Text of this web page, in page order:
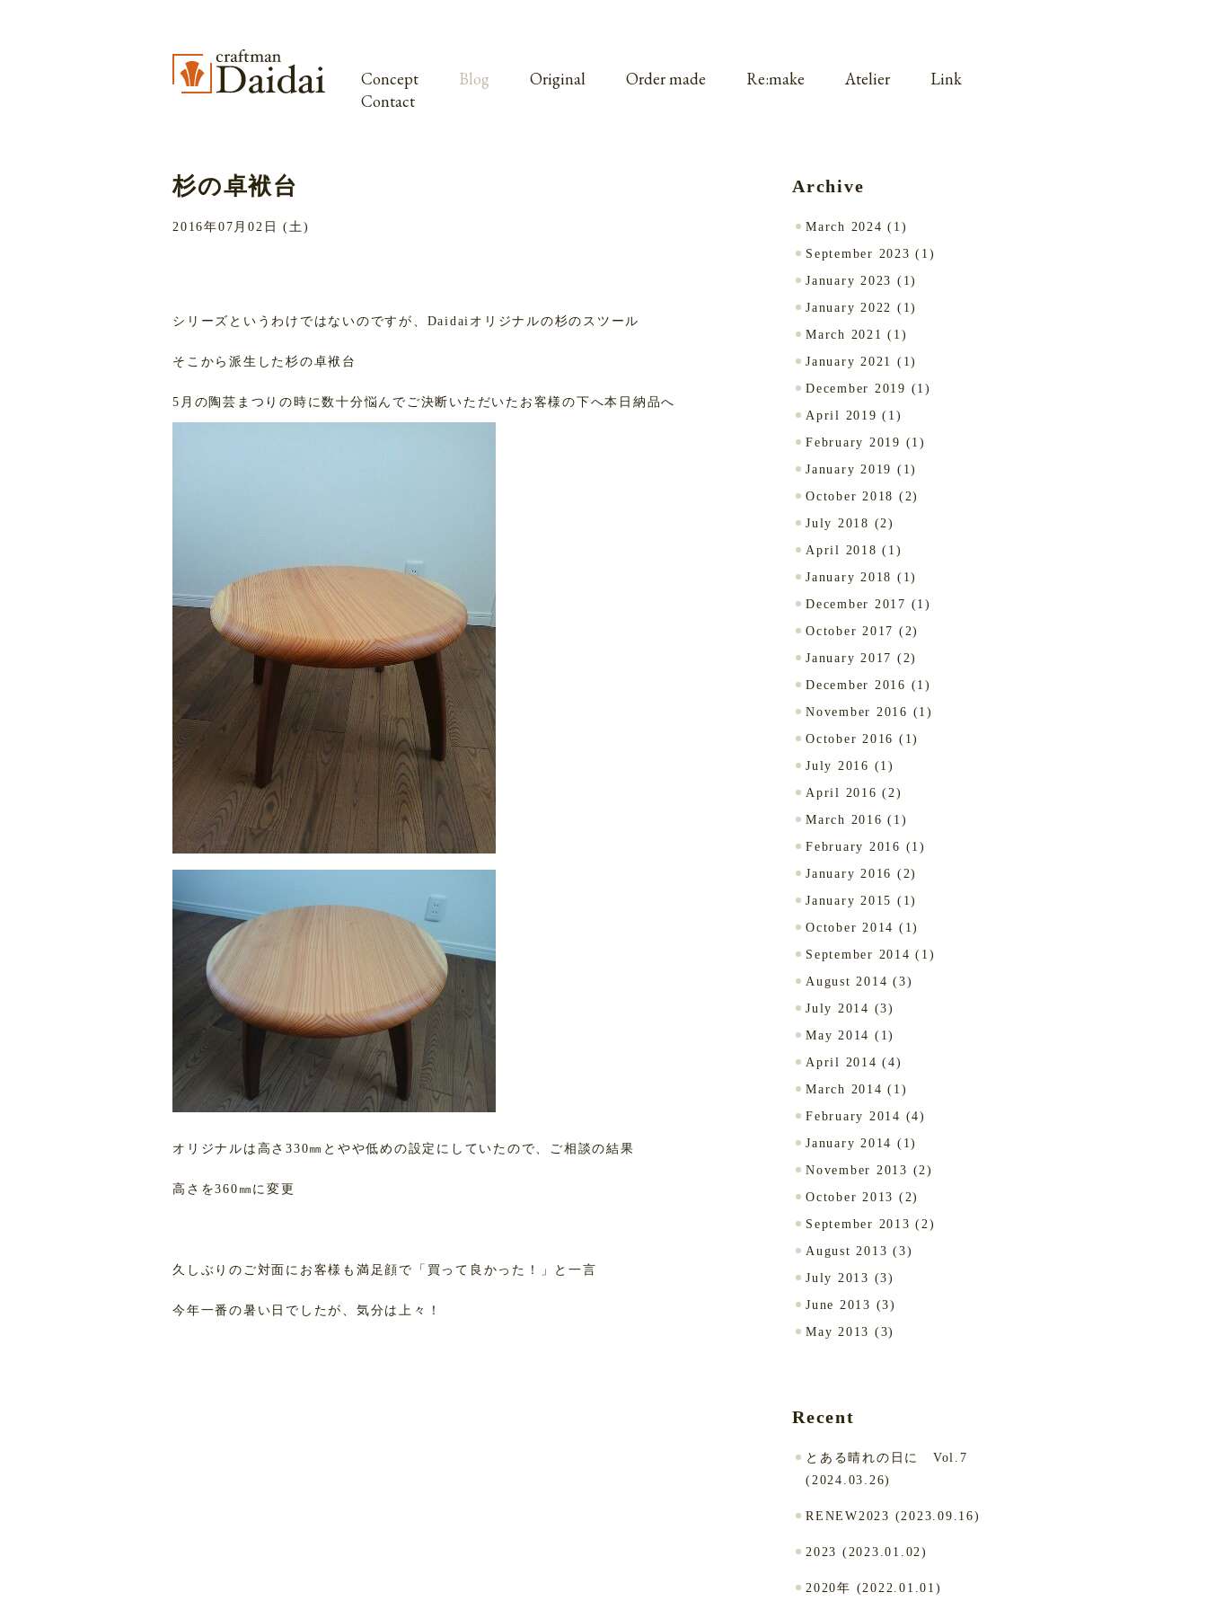
Concept Blog Original Order made Re:make Atelier
Link
Contact
Archive
March 2024 (1)
September 2023 (1)
January 2023 (1)
January 2022 (1)
March 2021 (1)
January 2021 (1)
December 2019 (1)
April 2019 (1)
February 2019 (1)
January 2019 (1)
October 2018 (2)
July 2018 (2)
April 2018 (1)
January 2018 (1)
December 2017 (1)
October 2017 (2)
January 2017 (2)
December 2016 (1)
November 2016 (1)
October 2016 (1)
July 2016 (1)
April 2016 (2)
March 2016 (1)
February 2016 (1)
January 2016 (2)
January 2015 (1)
October 2014 (1)
September 2014 (1)
August 2014 (3)
July 2014 (3)
May 2014 (1)
April 2014 (4)
March 2014 (1)
February 2014 (4)
January 2014 (1)
November 2013 (2)
October 2013 (2)
September 2013 (2)
August 2013 (3)
July 2013 (3)
June 2013 (3)
May 2013 (3)
Recent
とある晴れの日に Vol.7
(2024.03.26)
RENEW2023 (2023.09.16)
2023 (2023.01.02)
2020年 (2022.01.01)
杉の卓袱台
2016年07月02日 (土)
シリーズというわけではないのですが、Daidaiオリジナルの杉のスツール
そこから派生した杉の卓袱台
5月の陶芸まつりの時に数十分悩んでご決断いただいたお客様の下へ本日納品へ
オリジナルは高さ330㎜とやや低めの設定にしていたので、ご相談の結果
高さを360㎜に変更
久しぶりのご対面にお客様も満足顔で「買って良かった！」と一言
今年一番の暑い日でしたが、気分は上々！